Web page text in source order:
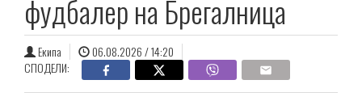
фудбалер на Брегалница
Екипа
06.08.2026 / 14:20
СПОДЕЛИ: